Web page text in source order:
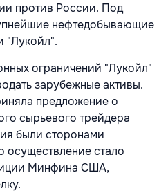
против России. Под
нефтедобывающие
"Лукойл".
ограничений "Лукойл"
зарубежные активы.
предложение о
сырьевого трейдера
были сторонами
осуществление стало
Минфина США,